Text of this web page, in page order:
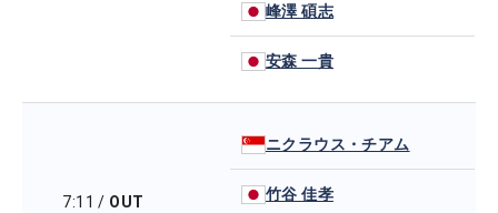
峰澤 碩志
安森 一貴
7:11 / OUT
ニクラウス・チアム
竹谷 佳孝